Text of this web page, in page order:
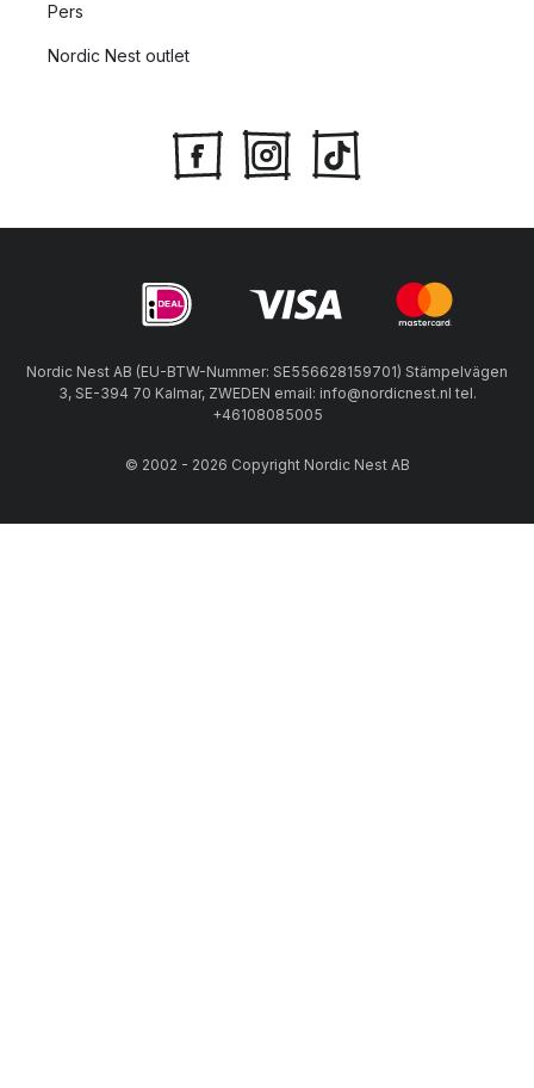
Pers
Nordic Nest outlet
Nordic Nest AB (EU-BTW-Nummer: SE556628159701) Stämpelvägen
3, SE-394 70 Kalmar, ZWEDEN email: info@nordicnest.nl tel.
+46108085005
© 2002 - 2026 Copyright Nordic Nest AB